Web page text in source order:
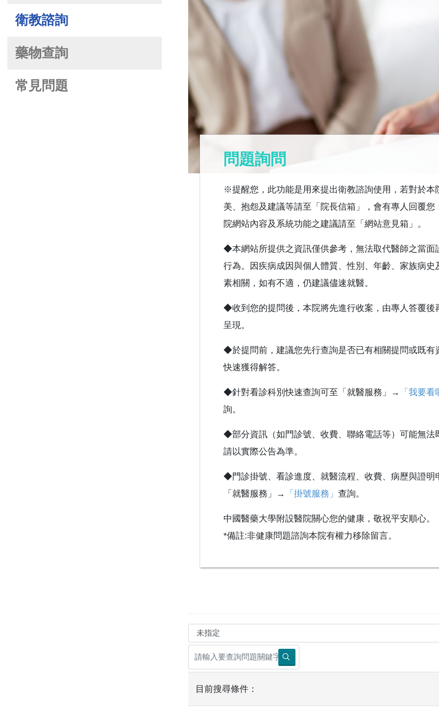
衛教諮詢
藥物查詢
常見問題
問題詢問
※提醒您，此功能是用來提出衛教諮詢使用，若對於本
美、抱怨及建議等請至「院長信箱」，會有專人回覆您
院網站內容及系統功能之建議請至「網站意見箱」。
◆本網站所提供之資訊僅供參考，無法取代醫師之當面
行為。因疾病成因與個人體質、性別、年齡、家族病史
素相關，如有不適，仍建議儘速就醫。
◆收到您的提問後，本院將先進行收案，由專人答覆後
呈現。
◆於提問前，建議您先行查詢是否已有相關提問或既有
快速獲得解答。
◆針對看診科別快速查詢可至「就醫服務」→ 「我要看
詢。
◆部分資訊（如門診號、收費、聯絡電話等）可能無法
請以實際公告為準。
◆門診掛號、看診進度、就醫流程、收費、病歷與證明
「就醫服務」→
「掛號服務」 查詢。
中國醫藥大學附設醫院關心您的健康，敬祝平安順心。
*備註:非健康問題諮詢本院有權力移除留言。
目前搜尋條件：